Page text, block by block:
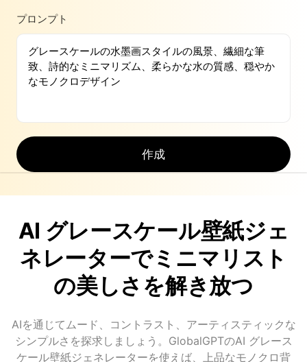
プロンプト
作成
AI グレースケール壁紙ジェ
ネレーターでミニマリスト
の美しさを解き放つ
AIを通じてムード、コントラスト、アーティスティックな
シンプルさを探求しましょう。GlobalGPTのAI グレース
ケール壁紙ジェネレーターを使えば、上品なモノクロ背